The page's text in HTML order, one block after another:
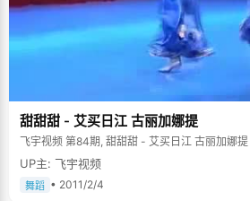
甜甜甜 - 艾买日江 古丽加娜提
飞宇视频 第84期, 甜甜甜 - 艾买日江 古丽加娜提
UP主: 飞宇视频
舞蹈 • 2011/2/4